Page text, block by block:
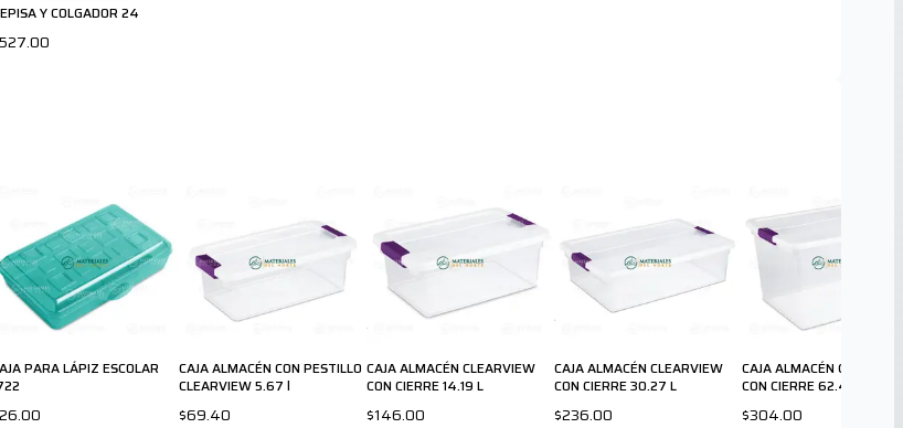
Y COLGADOR 24
PARA LÁPIZ ESCOLAR
CAJA ALMACÉN CON PESTILLO
CLEARVIEW 5.67 l
$69.40
CAJA ALMACÉN CLEARVIEW
CON CIERRE 14.19 L
$146.00
CAJA ALMACÉN CLEARVIEW
CON CIERRE 30.27 L
$236.00
CAJA ALMACÉN
CON CIERRE 62.43 L
$304.00